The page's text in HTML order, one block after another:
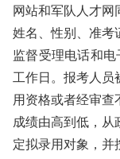
网站和军队人才网
姓名、性别、准考
监督受理电话和
工作日。报考人员
用资格或者经审查
成绩由高到低，从
定拟录用对象，并